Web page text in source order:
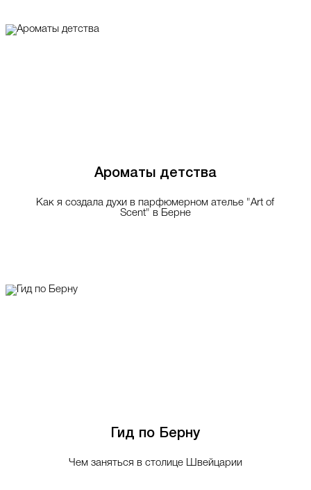
Ароматы детства
Как я создала духи в парфюмерном ателье "Art of
Scent" в Берне
Гид по Берну
Чем заняться в столице Швейцарии